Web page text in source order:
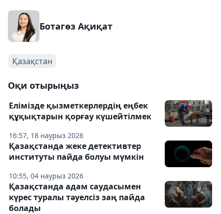
Ботагөз Ақиқат
Қазақстан
Оқи отырыңыз
16:57, 18 наурыз 2026
Елімізде қызметкерлердің еңбек
құқықтарын қорғау күшейтілмек
10:55, 04 наурыз 2026
Қазақстанда жеке детективтер
институты пайда болуы мүмкін
Қазақстанда адам саудасымен
күрес туралы тәуелсіз заң пайда
болады